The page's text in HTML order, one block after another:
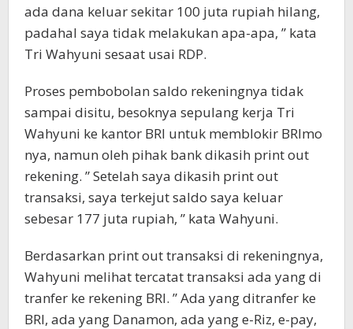
ada dana keluar sekitar 100 juta rupiah hilang,
padahal saya tidak melakukan apa-apa, ” kata
Tri Wahyuni sesaat usai RDP.
Proses pembobolan saldo rekeningnya tidak
sampai disitu, besoknya sepulang kerja Tri
Wahyuni ke kantor BRI untuk memblokir BRImo
nya, namun oleh pihak bank dikasih print out
rekening. ” Setelah saya dikasih print out
transaksi, saya terkejut saldo saya keluar
sebesar 177 juta rupiah, ” kata Wahyuni.
Berdasarkan print out transaksi di rekeningnya,
Wahyuni melihat tercatat transaksi ada yang di
tranfer ke rekening BRI. ” Ada yang ditranfer ke
BRI, ada yang Danamon, ada yang e-Riz, e-pay,